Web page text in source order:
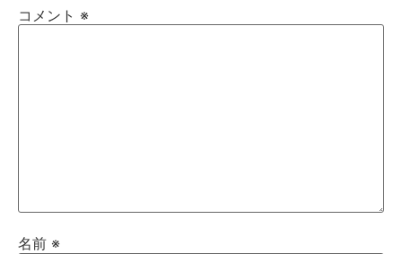
コメント ※
名前 ※